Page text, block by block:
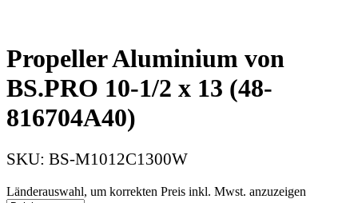
Propeller Aluminium von
BS.PRO 10-1/2 x 13 (48-
816704A40)
SKU: BS-M1012C1300W
Länderauswahl, um korrekten Preis inkl. Mwst. anzuzeigen